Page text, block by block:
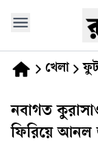
খেলা
নবাগত
ফিরিয়ে আনল